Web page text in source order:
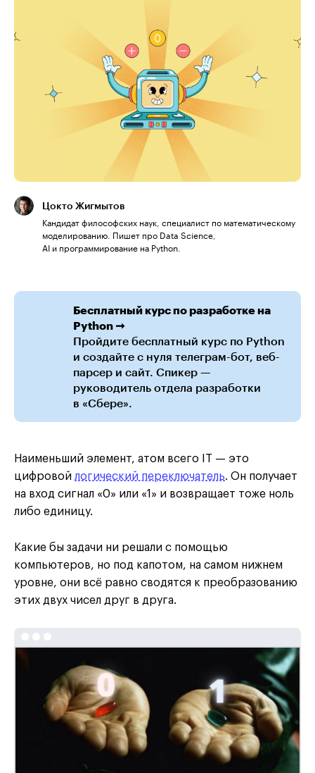
Цокто Жигмытов
Кандидат философских наук, специалист по математическому
моделированию. Пишет про Data Science,
AI и программирование на Python.
Бесплатный курс по разработке на
Python ➞
Пройдите бесплатный курс по Python
и создайте с нуля телеграм-бот, веб-
парсер и сайт. Спикер —
руководитель отдела разработки
в «Сбере».
Наименьший элемент, атом всего IT — это
цифровой логический переключатель. Он получает
на вход сигнал «0» или «1» и возвращает тоже ноль
либо единицу.
Какие бы задачи ни решали с помощью
компьютеров, но под капотом, на самом нижнем
уровне, они всё равно сводятся к преобразованию
этих двух чисел друг в друга.